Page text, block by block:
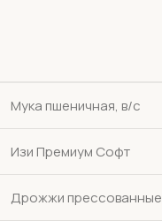
Мука пшеничная, в/с
Изи Премиум Софт
Дрожжи прессованные